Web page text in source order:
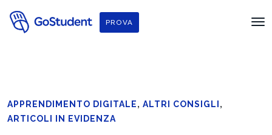
PROVA
APPRENDIMENTO DIGITALE, ALTRI CONSIGLI ,
ARTICOLI IN EVIDENZA